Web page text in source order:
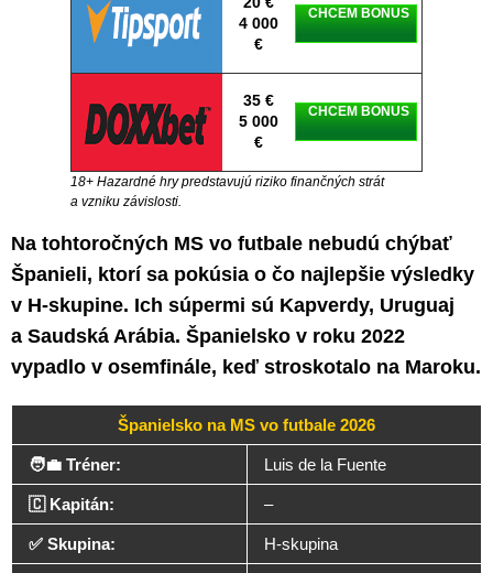
4 000
€
CHCEM BONUS
35 €
5 000
€
CHCEM BONUS
18+ Hazardné hry predstavujú riziko finančných strát
a vzniku závislosti.
Na tohtoročných MS vo futbale nebudú chýbať
Španieli, ktorí sa pokúsia o čo najlepšie výsledky
v H-skupine. Ich súpermi sú Kapverdy, Uruguaj
a Saudská Arábia. Španielsko v roku 2022
vypadlo v osemfinále, keď stroskotalo na Maroku.
Španielsko na MS vo futbale 2026
🧑‍💼 Tréner: Luis de la Fuente
🇨 Kapitán: –
✅ Skupina: H-skupina